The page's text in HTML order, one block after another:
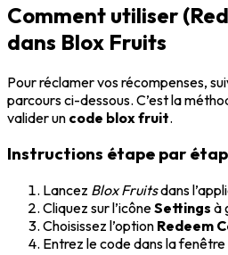
Comment utiliser
dans Blox Fruits
Pour réclamer vos récompenses,
parcours ci-dessous. C’est la
valider un code blox fruit.
Instructions étape par
Lancez Blox Fruitsdans
Cliquez sur l’icôneSettings à
Choisissez l’option Redeem
Entrez le code dans la fenêtre